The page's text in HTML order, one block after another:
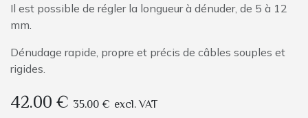
Il est possible de régler la longueur à dénuder, de 5 à 12
mm.
Dénudage rapide, propre et précis de câbles souples et
rigides.
42.00€ 35.00 € excl. VAT